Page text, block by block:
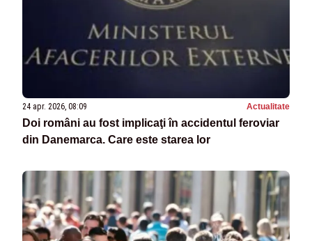
24 apr. 2026, 08:09 Actualitate
Doi români au fost implicaţi în accidentul feroviar
din Danemarca. Care este starea lor